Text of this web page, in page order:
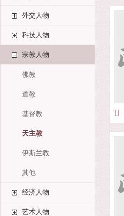
外交人物
科技人物
宗教人物
佛教
道教
基督教
天主教
伊斯兰教
其他
经济人物
艺术人物